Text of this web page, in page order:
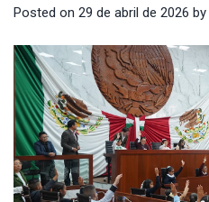
Posted on 29 de abril de 2026 by